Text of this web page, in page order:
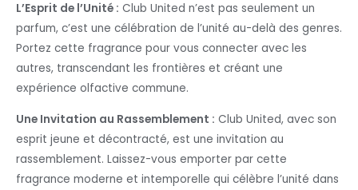
L’Esprit de l’Unité : Club United n’est pas seulement un
parfum, c’est une célébration de l’unité au-delà des genres.
Portez cette fragrance pour vous connecter avec les
autres, transcendant les frontières et créant une
expérience olfactive commune.
Une Invitation au Rassemblement : Club United, avec son
esprit jeune et décontracté, est une invitation au
rassemblement. Laissez-vous emporter par cette
fragrance moderne et intemporelle qui célèbre l’unité dans